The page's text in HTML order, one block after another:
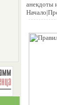
анекдоты